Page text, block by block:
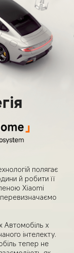
полягає
й робити її
Xiaomi
х
інтелекту.
тепер не